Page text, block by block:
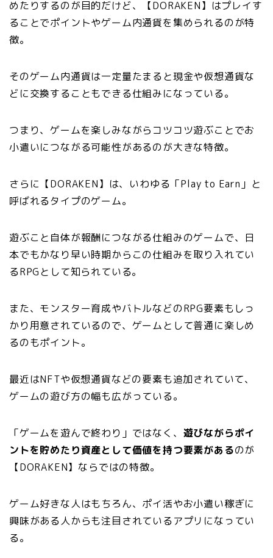
めたりするのが目的だけど、【DORAKEN】はプレイす
ることでポイントやゲーム内通貨を集められるのが特
徴。
そのゲーム内通貨は一定量たまると現金や仮想通貨な
どに交換することもできる仕組みになっている。
つまり、ゲームを楽しみながらコツコツ遊ぶことでお
小遣いにつながる可能性があるのが大きな特徴。
さらに【DORAKEN】は、いわゆる「Play to Earn」と
呼ばれるタイプのゲーム。
遊ぶこと自体が報酬につながる仕組みのゲームで、日
本でもかなり早い時期からこの仕組みを取り入れてい
るRPGとして知られている。
また、モンスター育成やバトルなどのRPG要素もしっ
かり用意されているので、ゲームとして普通に楽しめ
るのもポイント。
最近はNFTや仮想通貨などの要素も追加されていて、
ゲームの遊び方の幅も広がっている。
「ゲームを遊んで終わり」ではなく、 遊びながらポイ
ントを貯めたり資産として価値を持つ要素があるのが
【DORAKEN】ならではの特徴。
ゲーム好きな人はもちろん、ポイ活やお小遣い稼ぎに
興味がある人からも注目されているアプリになってい
る。